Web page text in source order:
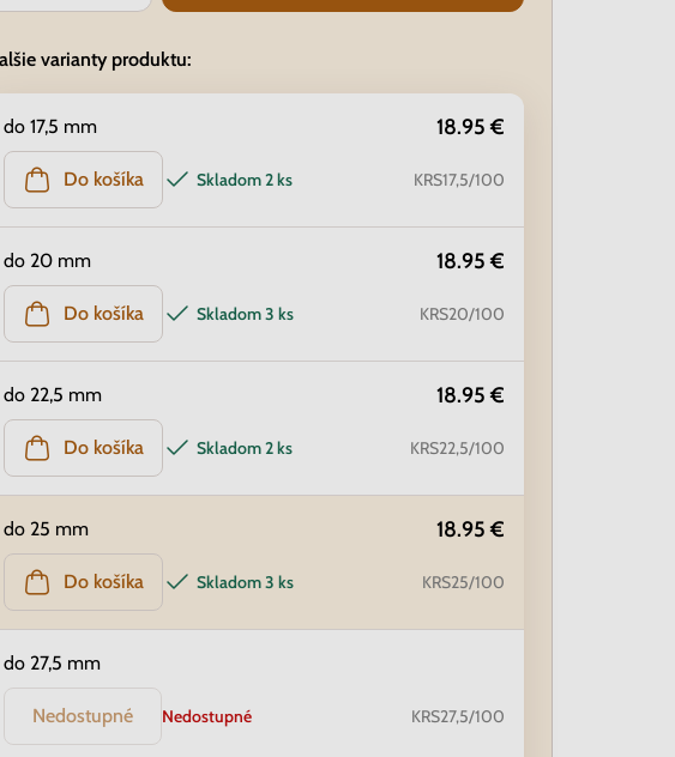
varianty produktu:
do 17,5 mm 18.95 €
Do košíka Skladom2 ks KRS17,5/100
do 20 mm 18.95 €
Do košíka Skladom3 ks KRS20/100
do 22,5 mm 18.95 €
Do košíka Skladom2 ks KRS22,5/100
do 25 mm 18.95 €
Do košíka Skladom3 ks KRS25/100
do 27,5 mm
Nedostupné Nedostupné KRS27,5/100